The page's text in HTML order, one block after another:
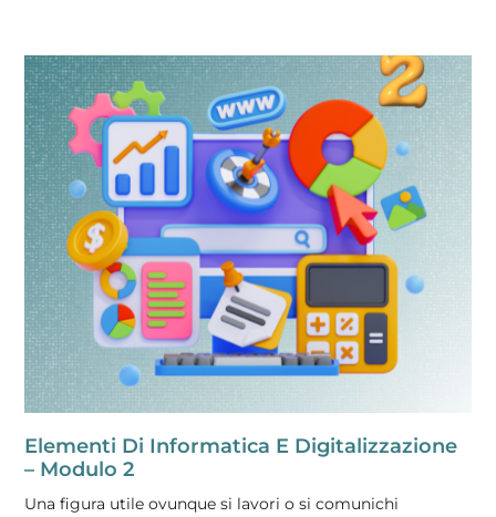
Elementi Di Informatica E Digitalizzazione
– Modulo 2
Una figura utile ovunque si lavori o si comunichi